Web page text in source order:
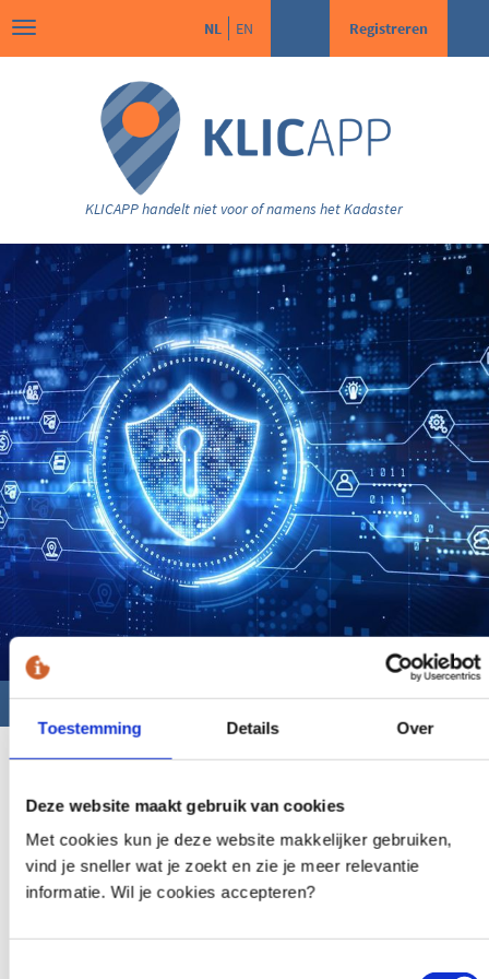
Toestemming Details Over
Deze website maakt gebruik van cookies
Met cookies kun je deze website makkelijker gebruiken,
vind je sneller wat je zoekt en zie je meer relevantie
informatie. Wil je cookies accepteren?
Registreren
NL EN
KLICAPP handelt niet voor of namens het Kadaster
Nieuws
Apache Log4j geen impact op Klic
App
Vrijdag 11 december 2021 heeft het NSCS (Nationaal Cyber
kwetsbaarheid in Apache Log4j tooling. Dit is software die veel
gebruikt wordt in webapplicaties en allerlei andere systemen.